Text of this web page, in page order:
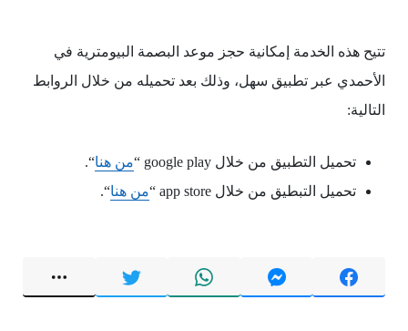
تتيح هذه الخدمة إمكانية حجز موعد البصمة البيومترية في
الأحمدي عبر تطبيق سهل، وذلك بعد تحميله من خلال الروابط
التالية:
تحميل التطبيق من خلال google play “ من هنا“.
تحميل التبطيق من خلال app store “
من هنا“.